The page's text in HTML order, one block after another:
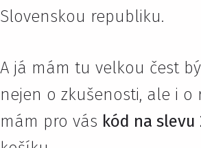
Slovenskou republiku.
A já mám tu velkou čest
nejen o zkušenosti, ale i o
mám pro vás kód na slevu